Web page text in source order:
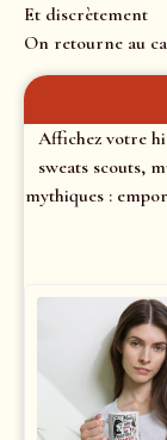
Et discrètement
On retourne au
Affichez votre
sweats scouts,
mythiques :